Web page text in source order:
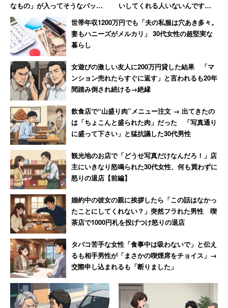
なもの」が入ってそうなバッグ
で体当たり 「おぞましい人
種」と語る40代男性
いしてくれる人いないんです
か？」と言われて絶句
世帯年収1200万円でも「夫の私服は穴あき多々。
妻もハニーズがメルカリ」 30代女性の超堅実な
暮らし
女遊びの激しい友人に200万円貸した結果 「マ
ンション売れたらすぐに返す」と言われるも20年
間踏み倒され続ける→絶縁
飲食店で“山盛り肉”メニュー注文 → 出てきたの
は「ちょこんと盛られた肉」だった 「写真通り
に盛って下さい」と猛抗議した30代男性
観光地のお店で「どうせ写真だけなんだろ！」店
主にいきなり怒鳴られた30代女性、何も買わずに
怒りの退店【前編】
婚約中の彼女の親に挨拶したら「この話はなかっ
たことにしてくれない？」突然フラれた男性 喫
茶店で1000円札を投げつけ怒りの退店
タバコ苦手な女性「食事中は吸わないで」と伝え
るも相手男性が「まさかの喫煙席をチョイス」→
交際申し込まれるも「断りました」